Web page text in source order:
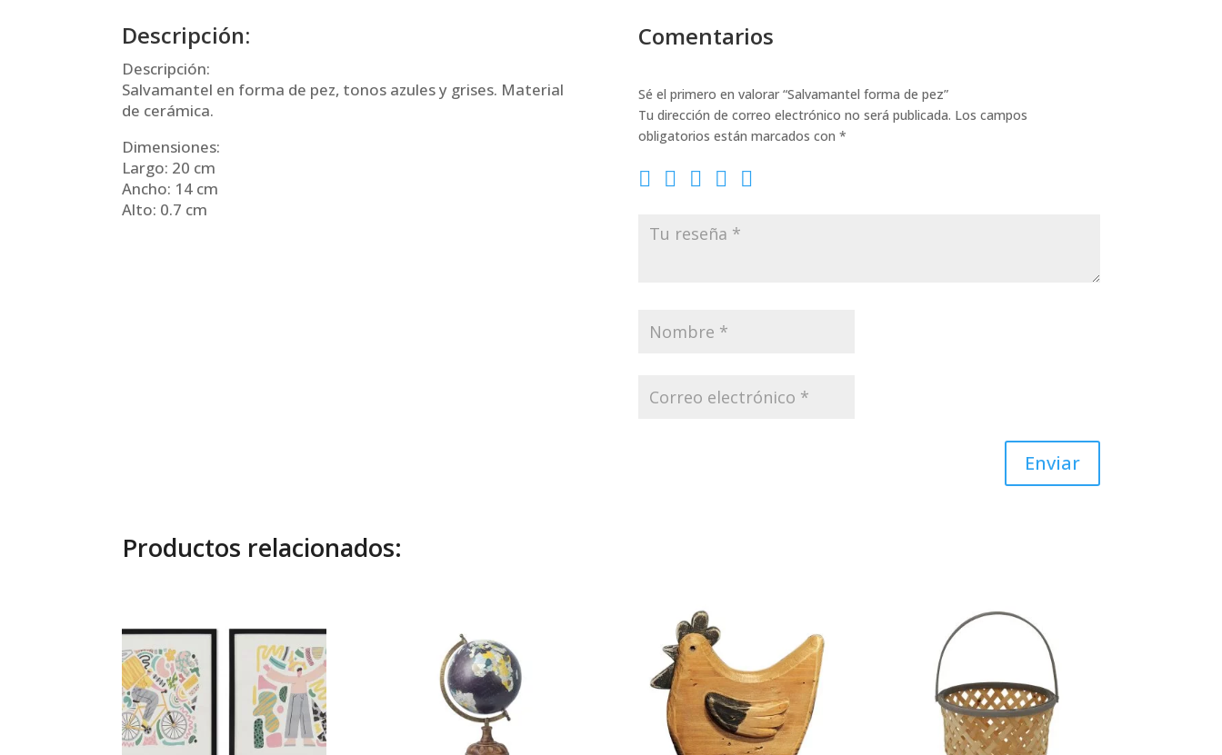
Descripción:
Descripción:
Salvamantel en forma de pez, tonos azules y grises. Material
de cerámica.
Dimensiones:
Largo: 20 cm
Ancho: 14 cm
Alto: 0.7 cm
Comentarios
Sé el primero en valorar “Salvamantel forma de pez”
Tu dirección de correo electrónico no será publicada. Los campos
obligatorios están marcados con *
Enviar
Productos relacionados: